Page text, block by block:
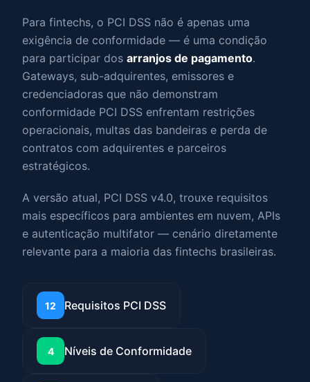
Para fintechs, o PCI DSS não é apenas uma
exigência de conformidade — é uma condição
para participar dos arranjos de pagamento.
Gateways, sub-adquirentes, emissores e
credenciadoras que não demonstram
conformidade PCI DSS enfrentam restrições
operacionais, multas das bandeiras e perda de
contratos com adquirentes e parceiros
estratégicos.
A versão atual, PCI DSS v4.0, trouxe requisitos
mais específicos para ambientes em nuvem, APIs
e autenticação multifator — cenário diretamente
relevante para a maioria das fintechs brasileiras.
12 Requisitos PCI DSS
4 Níveis de Conformidade